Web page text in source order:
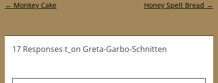
Post navigation
← Monkey Cake Honey Spelt Bread →
17 Responses t_on Greta-Garbo-Schnitten